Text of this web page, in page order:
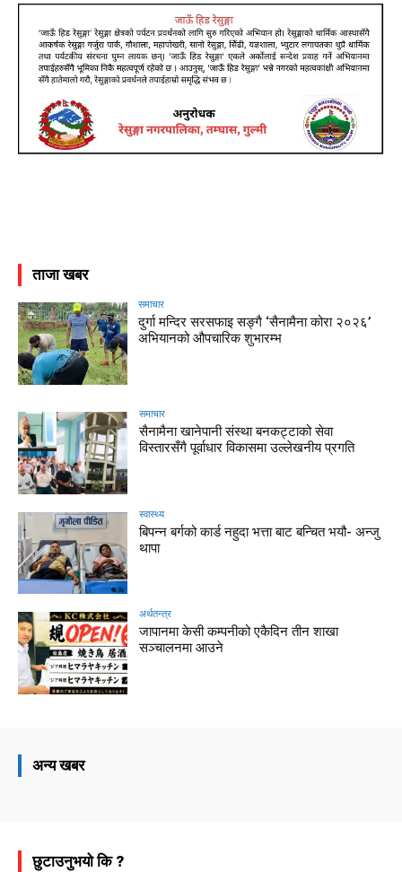
ताजा खबर
समाचार
दुर्गा मन्दिर सरसफाइ सङ्गै ‘सैनामैना कोरा २०२६’
अभियानको औपचारिक शुभारम्भ
समाचार
सैनामैना खानेपानी संस्था बनकट्टाको सेवा
विस्तारसँगै पूर्वाधार विकासमा उल्लेखनीय प्रगति
स्वास्थ्य
बिपन्न बर्गको कार्ड नहुदा भत्ता बाट बन्चित भयौ- अन्जु
थापा
अर्थतन्त्र
जापानमा केसी कम्पनीको एकैदिन तीन शाखा
सञ्चालनमा आउने
अन्य खबर
छुटाउनुभयो कि ?